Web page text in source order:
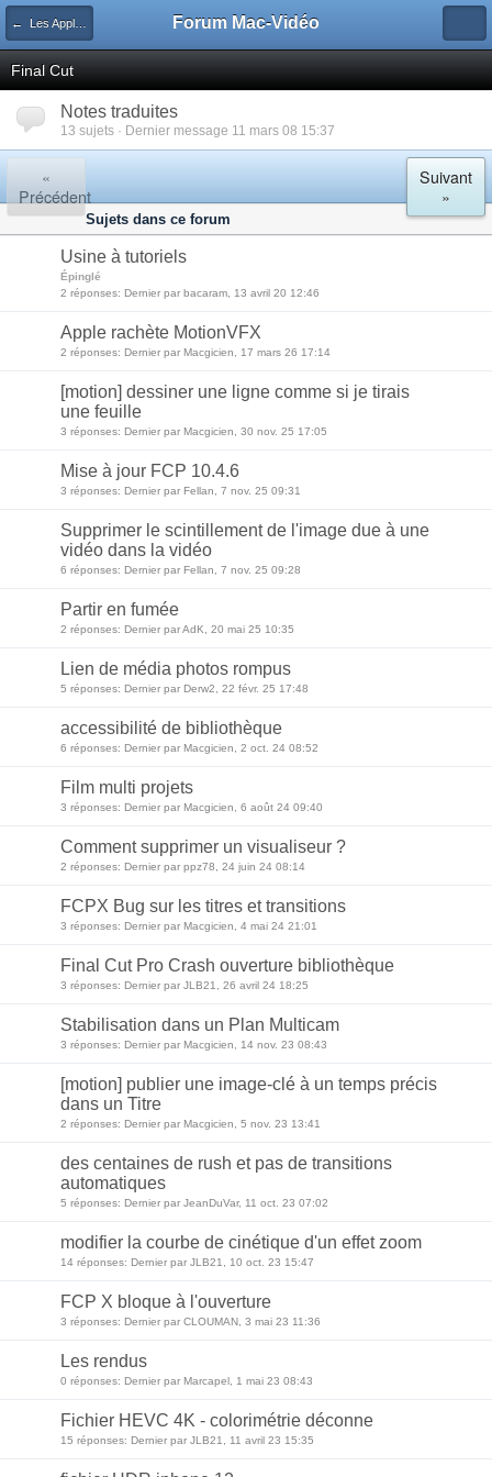
← Les Applications Vidéo Forum Mac-Vidéo
Final Cut
Notes traduites
13 sujets · Dernier message 11 mars 08 15:37
«
Précédent
Suivant
»
Sujets dans ce forum
Usine à tutoriels
Épinglé
2 réponses: Dernier par bacaram, 13 avril 20 12:46
Apple rachète MotionVFX
2 réponses: Dernier par Macgicien, 17 mars 26 17:14
[motion] dessiner une ligne comme si je tirais
une feuille
3 réponses: Dernier par Macgicien, 30 nov. 25 17:05
Mise à jour FCP 10.4.6
3 réponses: Dernier par Fellan, 7 nov. 25 09:31
Supprimer le scintillement de l'image due à une
vidéo dans la vidéo
6 réponses: Dernier par Fellan, 7 nov. 25 09:28
Partir en fumée
2 réponses: Dernier par AdK, 20 mai 25 10:35
Lien de média photos rompus
5 réponses: Dernier par Derw2, 22 févr. 25 17:48
accessibilité de bibliothèque
6 réponses: Dernier par Macgicien, 2 oct. 24 08:52
Film multi projets
3 réponses: Dernier par Macgicien, 6 août 24 09:40
Comment supprimer un visualiseur ?
2 réponses: Dernier par ppz78, 24 juin 24 08:14
FCPX Bug sur les titres et transitions
3 réponses: Dernier par Macgicien, 4 mai 24 21:01
Final Cut Pro Crash ouverture bibliothèque
3 réponses: Dernier par JLB21, 26 avril 24 18:25
Stabilisation dans un Plan Multicam
3 réponses: Dernier par Macgicien, 14 nov. 23 08:43
[motion] publier une image-clé à un temps précis
dans un Titre
2 réponses: Dernier par Macgicien, 5 nov. 23 13:41
des centaines de rush et pas de transitions
automatiques
5 réponses: Dernier par JeanDuVar, 11 oct. 23 07:02
modifier la courbe de cinétique d'un effet zoom
14 réponses: Dernier par JLB21, 10 oct. 23 15:47
FCP X bloque à l'ouverture
3 réponses: Dernier par CLOUMAN, 3 mai 23 11:36
Les rendus
0 réponses: Dernier par Marcapel, 1 mai 23 08:43
Fichier HEVC 4K - colorimétrie déconne
15 réponses: Dernier par JLB21, 11 avril 23 15:35